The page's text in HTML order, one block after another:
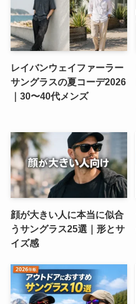
レイバンウェイファーラー
サングラスの夏コーデ2026
｜30〜40代メンズ
顔が大きい人に本当に似合
うサングラス25選｜形とサ
イズ感